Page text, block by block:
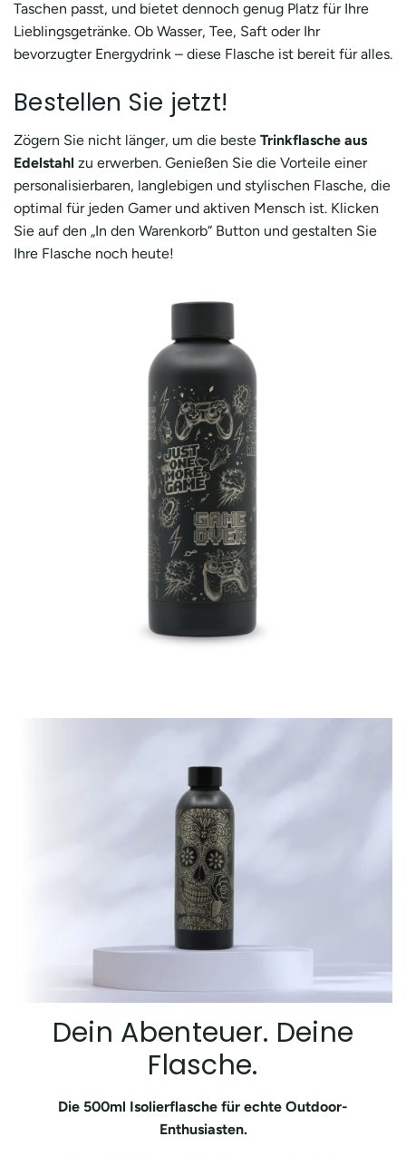
Taschen passt, und bietet dennoch genug Platz für Ihre
Lieblingsgetränke. Ob Wasser, Tee, Saft oder Ihr
bevorzugter Energydrink – diese Flasche ist bereit für alles.
Bestellen Sie jetzt!
Zögern Sie nicht länger, um die beste Trinkflasche aus
Edelstahl zu erwerben. Genießen Sie die Vorteile einer
personalisierbaren, langlebigen und stylischen Flasche, die
optimal für jeden Gamer und aktiven Mensch ist. Klicken
Sie auf den „In den Warenkorb“ Button und gestalten Sie
Ihre Flasche noch heute!
Dein Abenteuer. Deine
Flasche.
Die 500ml Isolierflasche für echte Outdoor-
Enthusiasten.